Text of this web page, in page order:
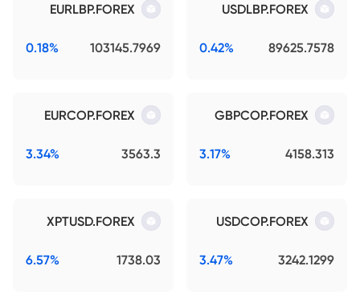
USDLBP.FOREX
89625.7578
0.42%
EURLBP.FOREX
103145.7969
0.18%
GBPCOP.FOREX
4158.313
3.17%
EURCOP.FOREX
3563.3
3.34%
USDCOP.FOREX
3242.1299
3.47%
XPTUSD.FOREX
1738.03
6.57%